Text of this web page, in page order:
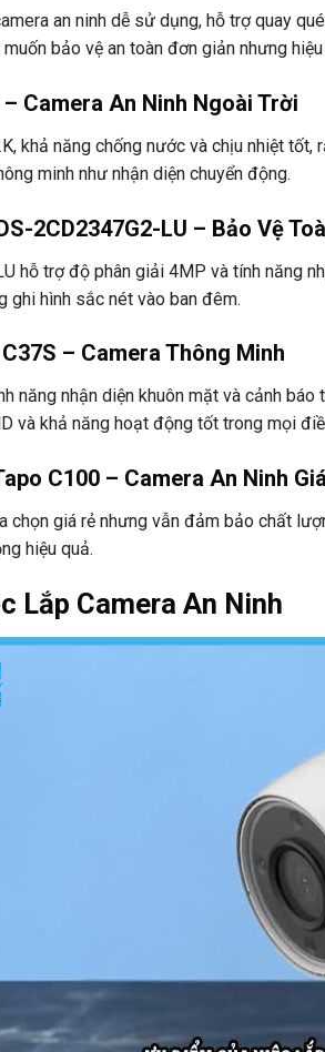
an ninh dễ sử dụng, hỗ trợ quay
bảo vệ an toàn đơn giản nhưng hiệu
Camera An Ninh Ngoài Trời
khả năng chống nước và chịu nhiệt
minh như nhận diện chuyển động.
2CD2347G2-LU – Bảo Vệ
hỗ trợ độ phân giải 4MP và tính năng
ghi hình sắc nét vào ban đêm.
– Camera Thông Minh
năng nhận diện khuôn mặt và cảnh
và khả năng hoạt động tốt trong mọi
C100 – Camera An Ninh
chọn giá rẻ nhưng vẫn đảm bảo chất
hiệu quả.
Lắp Camera An Ninh